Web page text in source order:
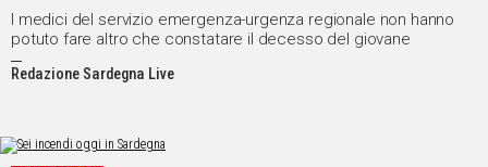
I medici del servizio emergenza-urgenza regionale non hanno
potuto fare altro che constatare il decesso del giovane
Redazione Sardegna Live